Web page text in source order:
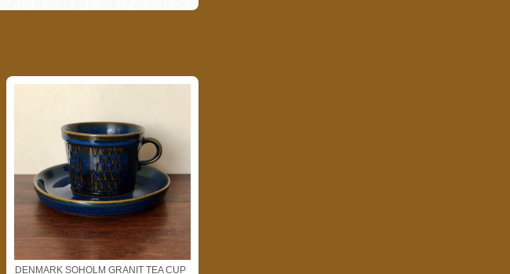
DENMARK SOHOLM GRANIT TEA CUP